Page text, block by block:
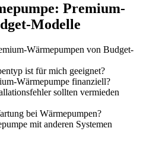
Premium-
Modelle
Wärmepumpen von Budget-
ist für mich geeignet?
Wärmepumpe finanziell?
sollten vermieden
bei Wärmepumpen?
mit anderen Systemen